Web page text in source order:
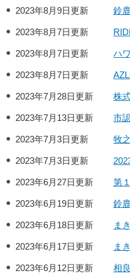
2023年8月9日更新 鈴
2023年8月7日更新
2023年8月7日更新 ハ
2023年8月7日更新
2023年7月28日更新 株
2023年7月13日更新 市
2023年7月3日更新 牧
2023年7月3日更新
2023年6月27日更新 第
2023年6月19日更新 鈴
2023年6月18日更新 ま
2023年6月17日更新 ま
2023年6月12日更新 相